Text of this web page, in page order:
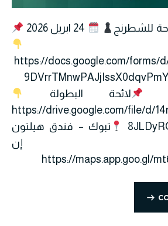
للشطرنج
https://docs.google.com/forms/
لائحة البطولة
https://drive.google.com/file/d/
تبوك – فندق هيلتون
إن
https://maps.app.goo.gl/